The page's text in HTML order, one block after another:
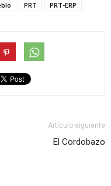
PRT PRT-ERP
Artículo siguiente
El Cordobazo